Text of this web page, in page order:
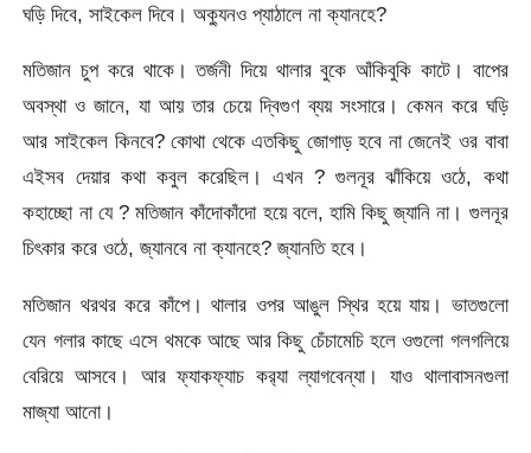
ঘড়ি দিবে, সাইকেল দিবে। অক্যুনও প্যাঠালে না ক্যানহে?
মতিজান চুপ করে থাকে। তর্জনী দিয়ে থালার বুকে আঁকিবুকি কাটে। বাপের
অবস্থা ও জানে, যা আয় তার চেয়ে দ্বিগুণ ব্যয় সংসারে। কেমন করে ঘড়ি
আর সাইকেল কিনবে? কোথা থেকে এতকিছু জোগাড় হবে না জেনেই ওর বাবা
এইসব দেয়ার কথা কবুল করেছিল। এখন ? গুলনূর ঝাঁকিয়ে ওঠে, কথা
কহাচ্ছো না যে ? মতিজান কাঁদোকাঁদো হয়ে বলে, হামি কিছু জ্যানি না। গুলনূর
চিৎকার করে ওঠে, জ্যানবে না ক্যানহে? জ্যানতি হবে।
মতিজান থরথর করে কাঁপে। থালার ওপর আঙুল স্থির হয়ে যায়। ভাতগুলো
যেন গলার কাছে এসে থমকে আছে আর কিছু চেঁচামেচি হলে ওগুলো গলগলিয়ে
বেরিয়ে আসবে। আর ফ্যাকফ্যাচ কর‌্যা ল্যাগবেন্যা। যাও থালাবাসনগুলা
মাজ্যা আনো।